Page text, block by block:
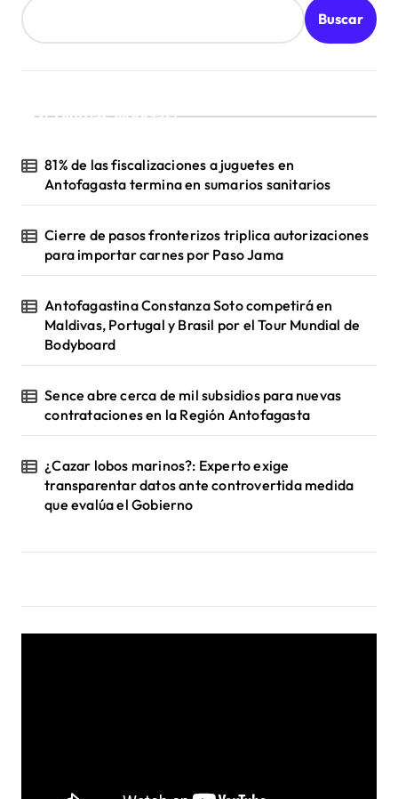
d
s
Buscar
¡Ultimas Noticias!
81% de las fiscalizaciones a juguetes en
Antofagasta termina en sumarios sanitarios
Cierre de pasos fronterizos triplica autorizaciones
para importar carnes por Paso Jama
Antofagastina Constanza Soto competirá en
Maldivas, Portugal y Brasil por el Tour Mundial de
Bodyboard
Sence abre cerca de mil subsidios para nuevas
contrataciones en la Región Antofagasta
¿Cazar lobos marinos?: Experto exige
transparentar datos ante controvertida medida
que evalúa el Gobierno